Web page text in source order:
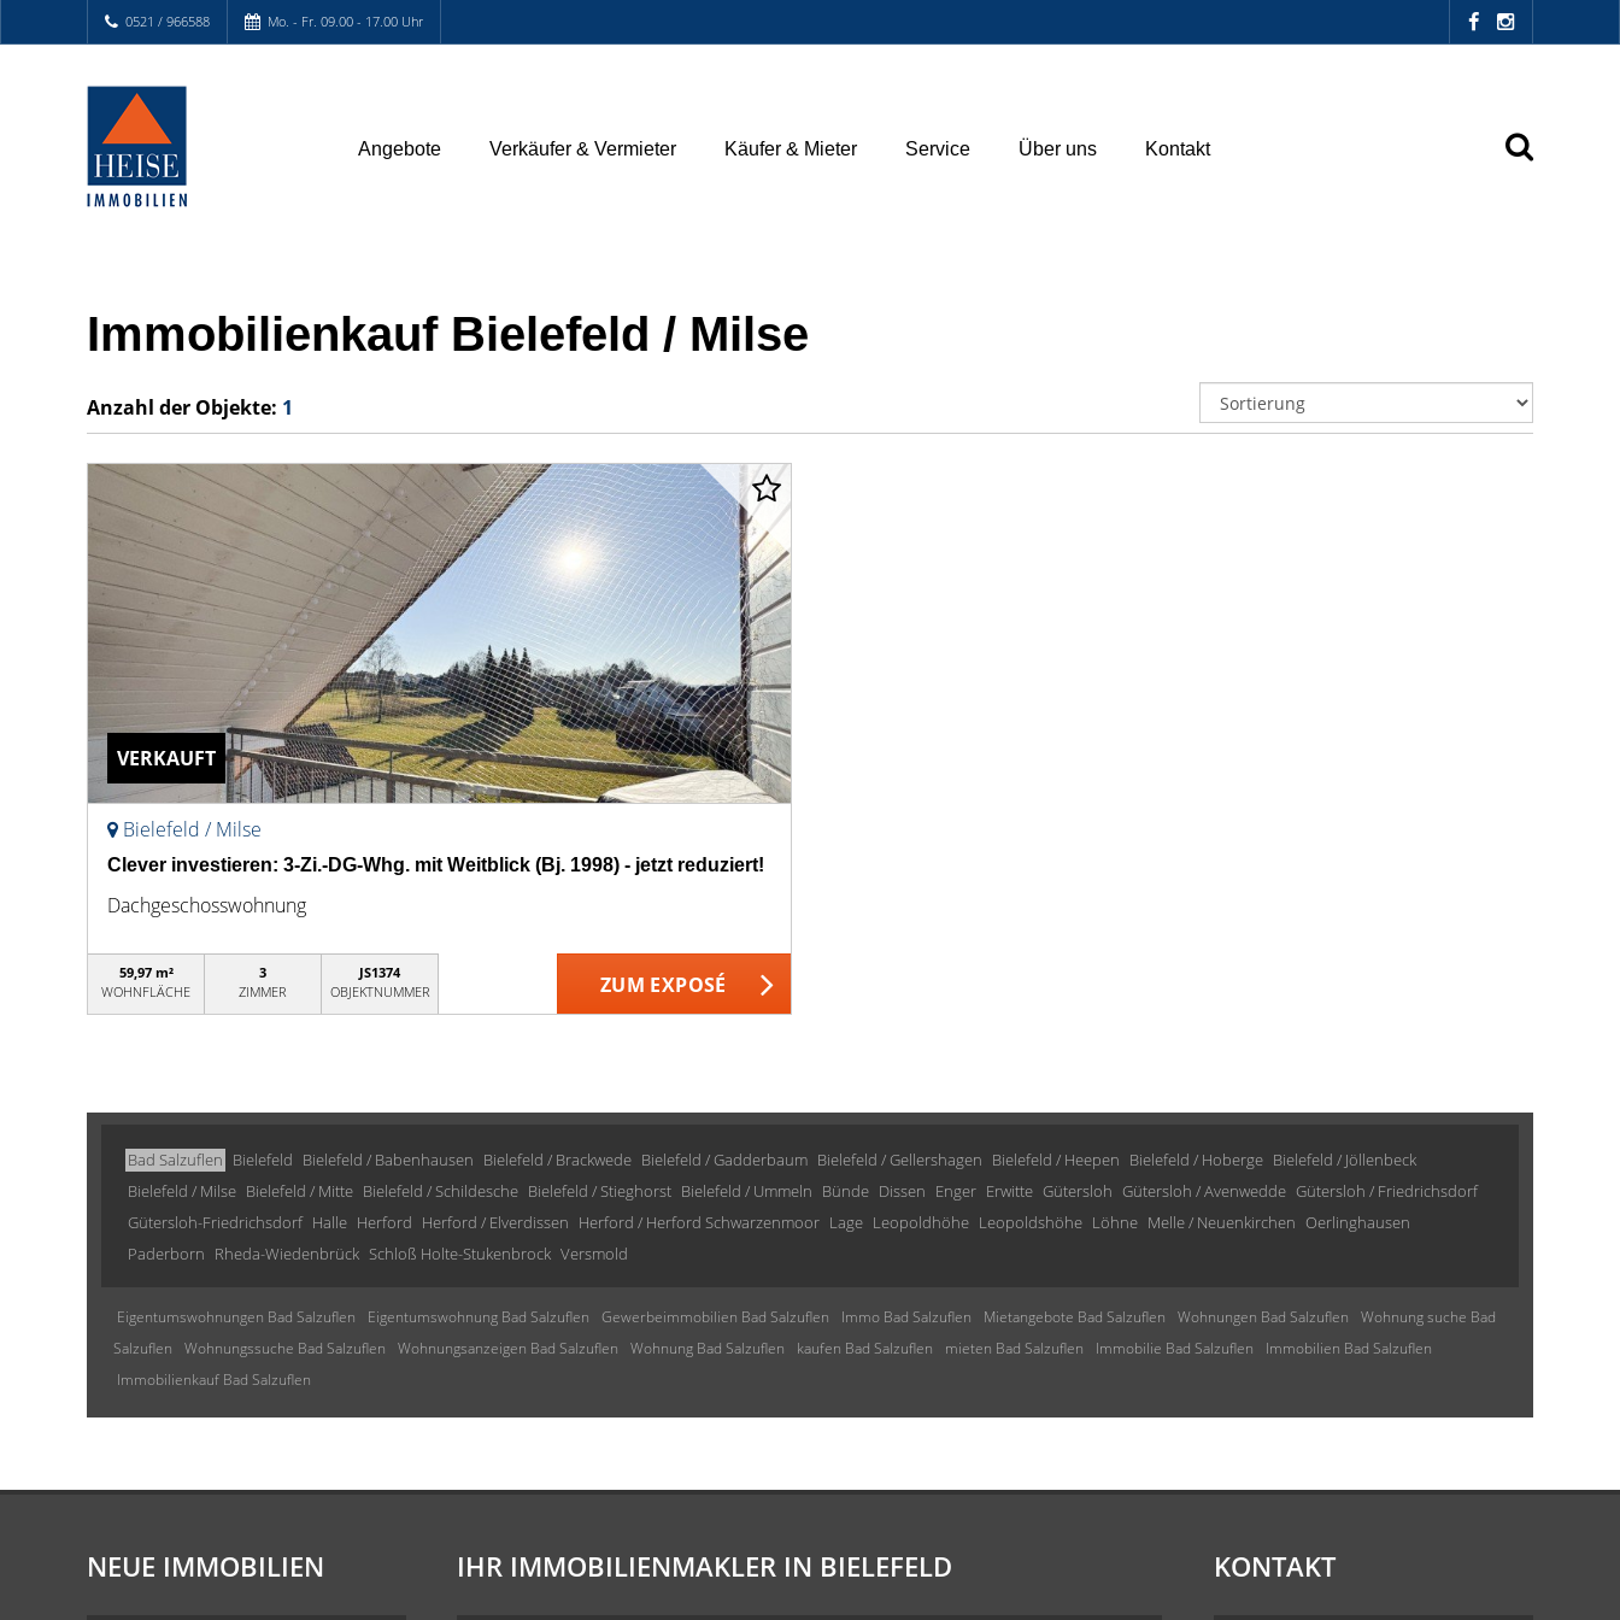
0521 / 966588 Mo. - Fr. 09.00 - 17.00 Uhr
Angebote Verkäufer & Vermieter Käufer & Mieter Service Über uns Kontakt
Immobilienkauf Bielefeld / Milse
Anzahl der Objekte: 1
VERKAUFT
Bielefeld / Milse
Clever investieren: 3-Zi.-DG-Whg. mit Weitblick (Bj. 1998) - jetzt reduziert!
Dachgeschosswohnung
59,97 m²
WOHNFLÄCHE
3
ZIMMER
JS1374
OBJEKTNUMMER
ZUM EXPOSÉ
Bad Salzuflen Bielefeld Bielefeld / Babenhausen Bielefeld / Brackwede Bielefeld / Gadderbaum Bielefeld / Gellershagen Bielefeld / Heepen Bielefeld / Hoberge Bielefeld / Jöllenbeck
Bielefeld / Milse Bielefeld / Mitte Bielefeld / Schildesche Bielefeld / Stieghorst Bielefeld / Ummeln Bünde Dissen Enger Erwitte Gütersloh Gütersloh / Avenwedde Gütersloh / Friedrichsdorf
Gütersloh-Friedrichsdorf Halle Herford Herford / Elverdissen Herford / Herford Schwarzenmoor Lage Leopoldhöhe Leopoldshöhe Löhne Melle / Neuenkirchen Oerlinghausen
Paderborn Rheda-Wiedenbrück Schloß Holte-Stukenbrock Versmold
Eigentumswohnungen Bad Salzuflen Eigentumswohnung Bad Salzuflen Gewerbeimmobilien Bad Salzuflen Immo Bad Salzuflen Mietangebote Bad Salzuflen Wohnungen Bad Salzuflen
Wohnung suche Bad
Salzuflen
Wohnungssuche Bad Salzuflen Wohnungsanzeigen Bad Salzuflen Wohnung Bad Salzuflen kaufen Bad Salzuflen mieten Bad Salzuflen Immobilie Bad Salzuflen
Immobilien Bad Salzuflen
Immobilienkauf Bad Salzuflen
NEUE IMMOBILIEN IHR IMMOBILIENMAKLER IN BIELEFELD KONTAKT